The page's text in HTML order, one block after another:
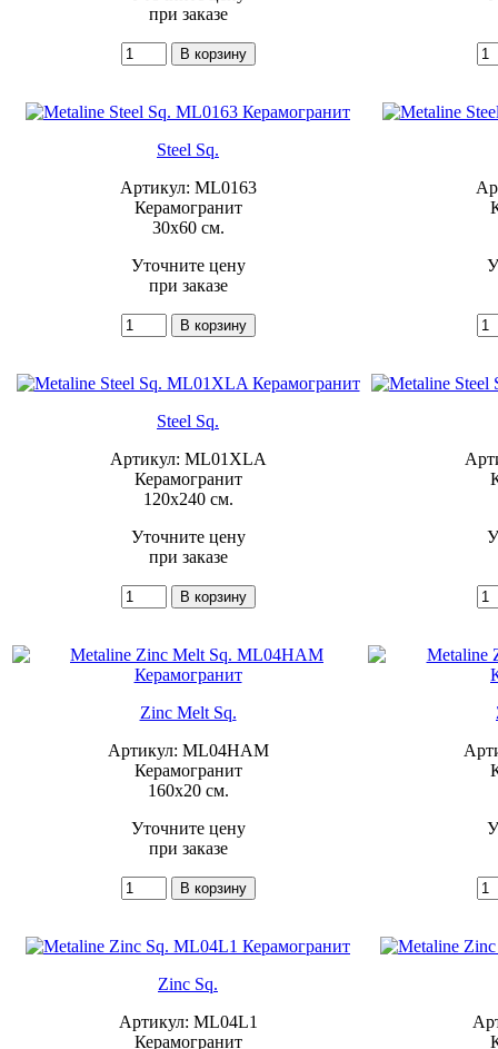
при заказе
Steel Sq.
Артикул: ML0163
Керамогранит
30x60 см.
Уточните цену
при заказе
Steel Sq.
Артикул: ML01XLA
Керамогранит
120x240 см.
Уточните цену
при заказе
Zinc Melt Sq.
Артикул: ML04HAM
Керамогранит
160x20 см.
Уточните цену
при заказе
Zinc Sq.
Артикул: ML04L1
Керамогранит